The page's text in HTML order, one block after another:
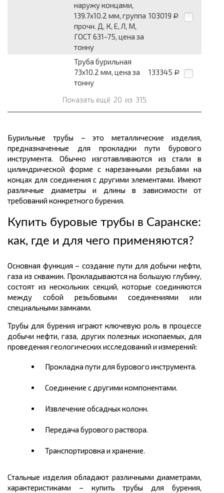
наружу концами,
139.7х10.2 мм, группа
прочн. Д, К, Е, Л, М,
ГОСТ 631-75, цена за
тонну
103019 Р
Труба бурильная
73х10.2 мм, цена за
тонну
133345 Р
Показать ещё 20 из 315
Бурильные трубы – это металлические изделия,
предназначенные для прокладки пути бурового
инструмента. Обычно изготавливаются из стали в
цилиндрической форме с нарезанными резьбами на
концах для соединения с другими элементами. Имеют
различные диаметры и длины в зависимости от
требований конкретного бурения.
Купить буровые трубы в Саранске:
как, где и для чего применяются?
Основная функция – создание пути для добычи нефти,
газа из скважин. Прокладываются на большую глубину,
состоят из нескольких секций, которые соединяются
между собой резьбовыми соединениями или
специальными замками.
Трубы для бурения играют ключевую роль в процессе
добычи нефти, газа, других полезных ископаемых, для
проведения геологических исследований и измерений:
Прокладка пути для бурового инструмента.
Соединение с другими компонентами.
Извлечение обсадных колонн.
Передача бурового раствора.
Транспортировка и хранение.
Стальные изделия обладают различными диаметрами,
характеристиками – купить трубы для бурения,